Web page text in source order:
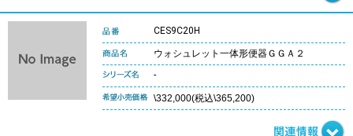
CES9C20H
ウォシュレット一体形便器ＧＧＡ２
-
\332,000(税込\365,200)